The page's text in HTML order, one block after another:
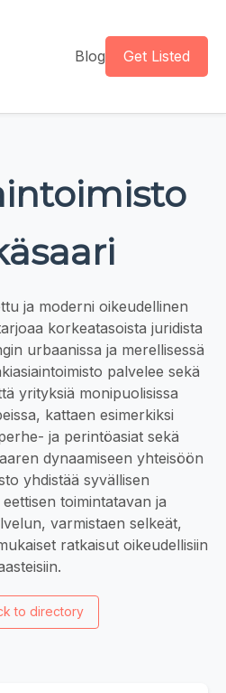
Blog Get Listed
ja moderni oikeudellinen
korkeatasoista juridista
urbaanissa ja merellisessä
palvelee sekä
yrityksiä monipuolisissa
kattaen esimerkiksi
ja perintöasiat sekä
dynaamiseen yhteisöön
yhdistää syvällisen
toimintatavan ja
varmistaen selkeät,
ratkaisut oikeudellisiin
to directory